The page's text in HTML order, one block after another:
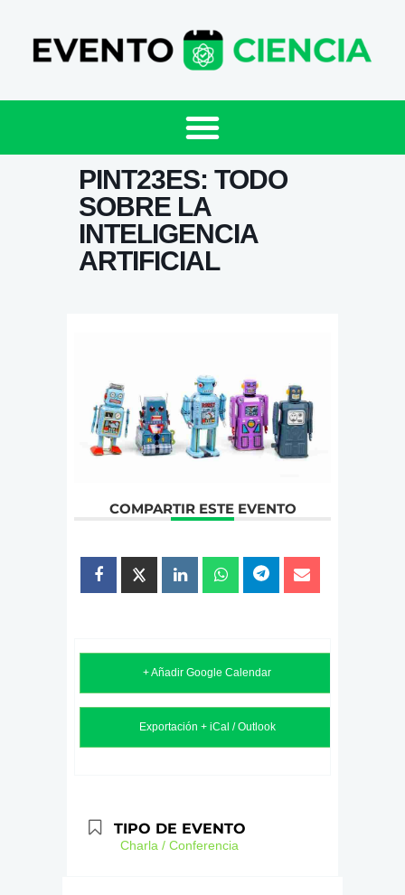
PINT23ES: TODO
SOBRE LA
INTELIGENCIA
ARTIFICIAL
COMPARTIR ESTE EVENTO
+ Añadir Google Calendar
Exportación + iCal / Outlook
TIPO DE EVENTO
Charla / Conferencia